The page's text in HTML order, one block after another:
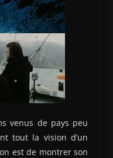
venus de pays peu
tout la vision d’un
est de montrer son